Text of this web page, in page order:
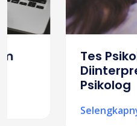
Tes Psikologi
Diinterpretasi
Selengkapnya